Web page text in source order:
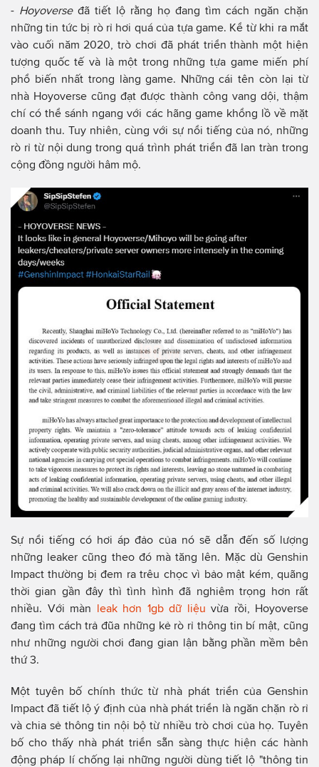
- Hoyoverse đã tiết lộ rằng họ đang tìm cách ngăn chặn
những tin tức bị rò rỉ hơi quá của tựa game. Kể từ khi ra mắt
vào cuối năm 2020, trò chơi đã phát triển thành một hiện
tượng quốc tế và là một trong những tựa game miến phí
phổ biến nhất trong làng game. Những cái tên còn lại từ
nhà Hoyoverse cũng đạt được thành công vang dội, thậm
chí có thể sánh ngang với các hãng game khổng lồ về mặt
doanh thu. Tuy nhiên, cùng với sự nổi tiếng của nó, những
rò rỉ từ nội dung trong quá trình phát triển đã lan tràn trong
cộng đồng người hâm mộ.
Sự nổi tiếng có hơi áp đảo của nó sẽ dẫn đến số lượng
những leaker cũng theo đó mà tăng lên. Mặc dù Genshin
Impact thường bị đem ra trêu chọc vì bảo mật kém, quãng
thời gian gần đây thì tình hình đã nghiêm trọng hơn rất
nhiều. Với màn leak hơn 1gb dữ liệu vừa rồi, Hoyoverse
đang tìm cách trả đũa những kẻ rò rỉ thông tin bí mật, cũng
như những người chơi đang gian lận bằng phần mềm bên
thứ 3.
Một tuyên bố chính thức từ nhà phát triển của Genshin
Impact đã tiết lộ ý định của nhà phát triển là ngăn chặn rò rỉ
và chia sẻ thông tin nội bộ từ nhiều trò chơi của họ. Tuyên
bố cho thấy nhà phát triển sẵn sàng thực hiện các hành
động pháp lí chống lại những người dùng tiết lộ "thông tin